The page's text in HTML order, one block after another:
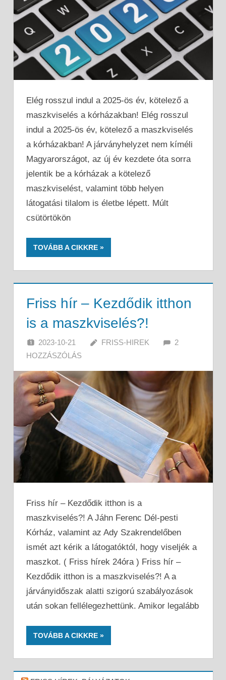
Elég rosszul indul a 2025-ös év, kötelező a
maszkviselés a kórházakban! Elég rosszul
indul a 2025-ös év, kötelező a maszkviselés
a kórházakban! A járványhelyzet nem kíméli
Magyarországot, az új év kezdete óta sorra
jelentik be a kórházak a kötelező
maszkviselést, valamint több helyen
látogatási tilalom is életbe lépett. Múlt
csütörtökön
TOVÁBB A CIKKRE
Friss hír – Kezdődik itthon
is a maszkviselés?!
2023-10-21 FRISS-HIREK
2
HOZZÁSZÓLÁS
Friss hír – Kezdődik itthon is a
maszkviselés?! A Jáhn Ferenc Dél-pesti
Kórház, valamint az Ady Szakrendelőben
ismét azt kérik a látogatóktól, hogy viseljék a
maszkot. ( Friss hírek 24óra ) Friss hír –
Kezdődik itthon is a maszkviselés?! A a
járványidőszak alatti szigorú szabályozások
után sokan fellélegezhettünk. Amikor legalább
TOVÁBB A CIKKRE